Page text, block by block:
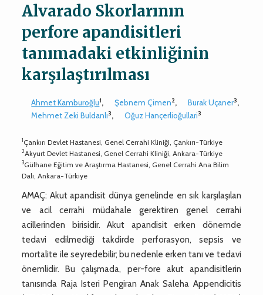
Alvarado Skorlarının
perfore apandisitleri
tanımadaki etkinliğinin
karşılaştırılması
Ahmet Kamburoğlu1, Şebnem Çimen2, Burak Uçaner3,
Mehmet Zeki Buldanlı3, Oğuz Hançerlioğullari3
1Çankırı Devlet Hastanesi, Genel Cerrahi Kliniği, Çankırı-Türkiye
2Akyurt Devlet Hastanesi, Genel Cerrahi Kliniği, Ankara-Türkiye
3Gülhane Eğitim ve Araştırma Hastanesi, Genel Cerrahi Ana Bilim
Dalı, Ankara-Türkiye
AMAÇ: Akut apandisit dünya genelinde en sık karşılaşılan
ve acil cerrahi müdahale gerektiren genel cerrahi
acillerinden birisidir. Akut apandisit erken dönemde
tedavi edilmediği takdirde perforasyon, sepsis ve
mortalite ile seyredebilir; bu nedenle erken tanı ve tedavi
önemlidir. Bu çalışmada, per-fore akut apandisitlerin
tanısında Raja Isteri Pengiran Anak Saleha Appendicitis